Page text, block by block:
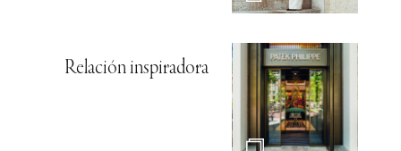
Relación inspiradora